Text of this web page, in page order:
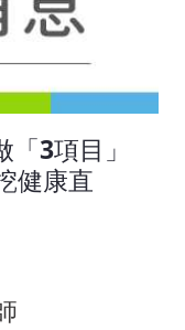
3項目」
健康直